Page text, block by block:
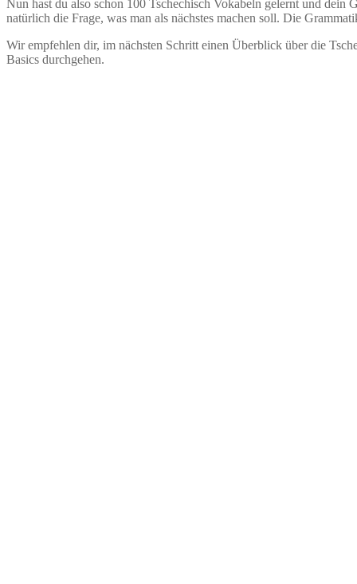
Nun hast du also schon 100 Tschechisch Vokabeln gelernt und
natürlich die Frage, was man als nächstes machen soll. Die
Wir empfehlen dir, im nächsten Schritt einen Überblick über die
Basics durchgehen.